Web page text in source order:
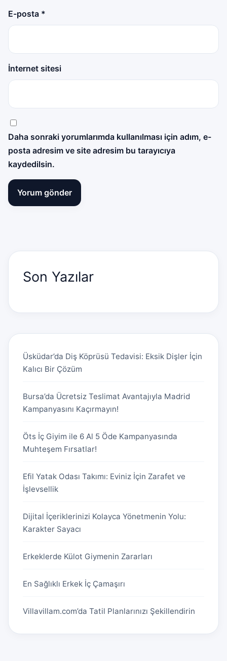
E-posta *
İnternet sitesi
Daha sonraki yorumlarımda kullanılması için adım, e-
posta adresim ve site adresim bu tarayıcıya
kaydedilsin.
Son Yazılar
Üsküdar’da Diş Köprüsü Tedavisi: Eksik Dişler İçin
Kalıcı Bir Çözüm
Bursa’da Ücretsiz Teslimat Avantajıyla Madrid
Kampanyasını Kaçırmayın!
Öts İç Giyim ile 6 Al 5 Öde Kampanyasında
Muhteşem Fırsatlar!
Efil Yatak Odası Takımı: Eviniz İçin Zarafet ve
İşlevsellik
Dijital İçeriklerinizi Kolayca Yönetmenin Yolu:
Karakter Sayacı
Erkeklerde Külot Giymenin Zararları
En Sağlıklı Erkek İç Çamaşırı
Villavillam.com’da Tatil Planlarınızı Şekillendirin